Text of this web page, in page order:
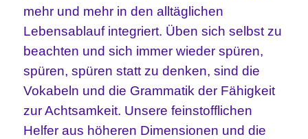
mehr und mehr in den alltäglichen
Lebensablauf integriert. Üben sich selbst zu
beachten und sich immer wieder spüren,
spüren, spüren statt zu denken, sind die
Vokabeln und die Grammatik der Fähigkeit
zur Achtsamkeit. Unsere feinstofflichen
Helfer aus höheren Dimensionen und die